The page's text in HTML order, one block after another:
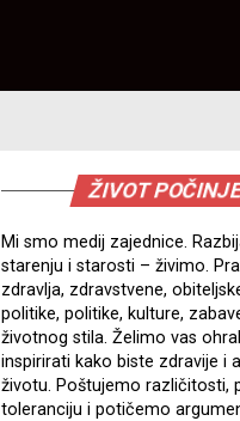
ŽIVOT
Mi smo medij zajednice.
starenju i starosti – živimo.
zdravlja, zdravstvene,
politike, politike, kulture,
životnog stila. Želimo vas
inspirirati kako biste zdravije i
životu. Poštujemo različitosti,
toleranciju i potičemo